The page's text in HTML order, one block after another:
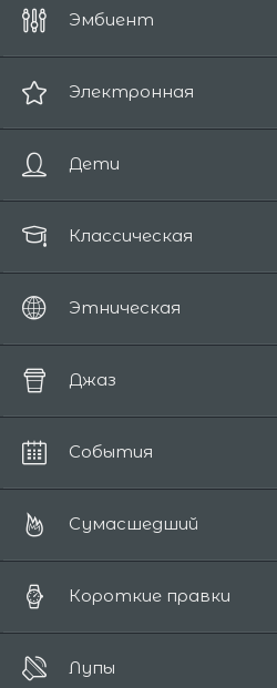
Фантазия
Ужасы / Саспенс
Эмбиент
Электронная
Дети
Классическая
Этническая
Джаз
События
Сумасшедший
Короткие правки
Лупы